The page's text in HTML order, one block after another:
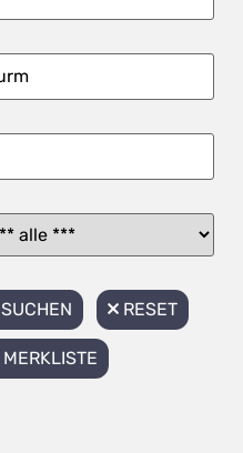
SUCHEN RESET
MERKLISTE